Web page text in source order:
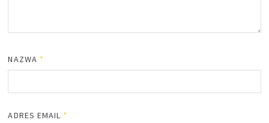
NAZWA *
ADRES EMAIL *